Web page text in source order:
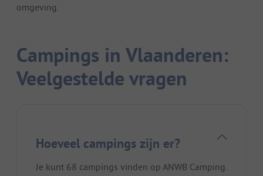
omgeving.
Campings in Vlaanderen:
Veelgestelde vragen
Hoeveel campings zijn er?
Je kunt 68 campings vinden op ANWB Camping.